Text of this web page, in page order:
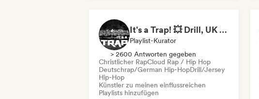
It's a Trap! 💥 Drill, UK Drill & Hard-Hitting Trap
Playlist-Kurator
> 2600 Antworten gegeben
Christlicher RapCloud Rap / Hip Hop
Deutschrap/German Hip-HopDrill/Jersey
Hip-Hop
Künstler zu meinen einflussreichen
Playlists hinzufügen